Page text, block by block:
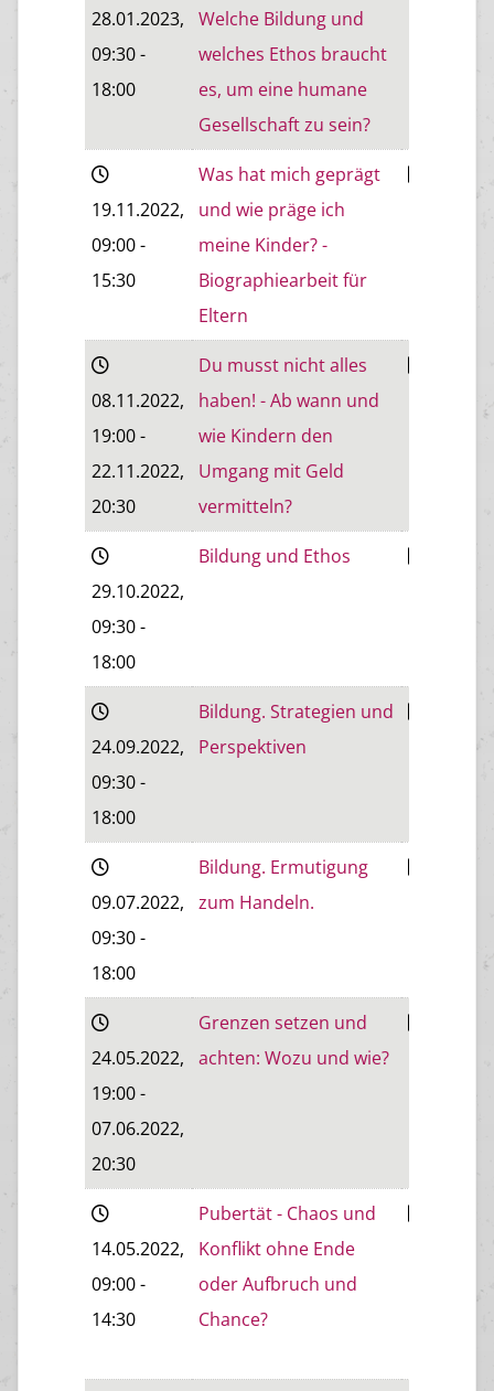
28.01.2023,
09:30-
18:00
Welche Bildung und
welches Ethos braucht
es, um eine humane
Gesellschaft zu sein?
19.11.2022,
09:00-
15:30
Was hat mich geprägt
und wie präge ich
meine Kinder? -
Biographiearbeit für
Eltern
08.11.2022,
19:00-
22.11.2022,
20:30
Du musst nicht alles
haben! - Ab wann und
wie Kindern den
Umgang mit Geld
vermitteln?
29.10.2022,
09:30-
18:00
Bildung und Ethos
24.09.2022,
09:30-
18:00
Bildung. Strategien und
Perspektiven
09.07.2022,
09:30-
18:00
Bildung. Ermutigung
zum Handeln.
24.05.2022,
19:00-
07.06.2022,
20:30
Grenzen setzen und
achten: Wozu und wie?
14.05.2022,
09:00-
14:30
Pubertät - Chaos und
Konflikt ohne Ende
oder Aufbruch und
Chance?